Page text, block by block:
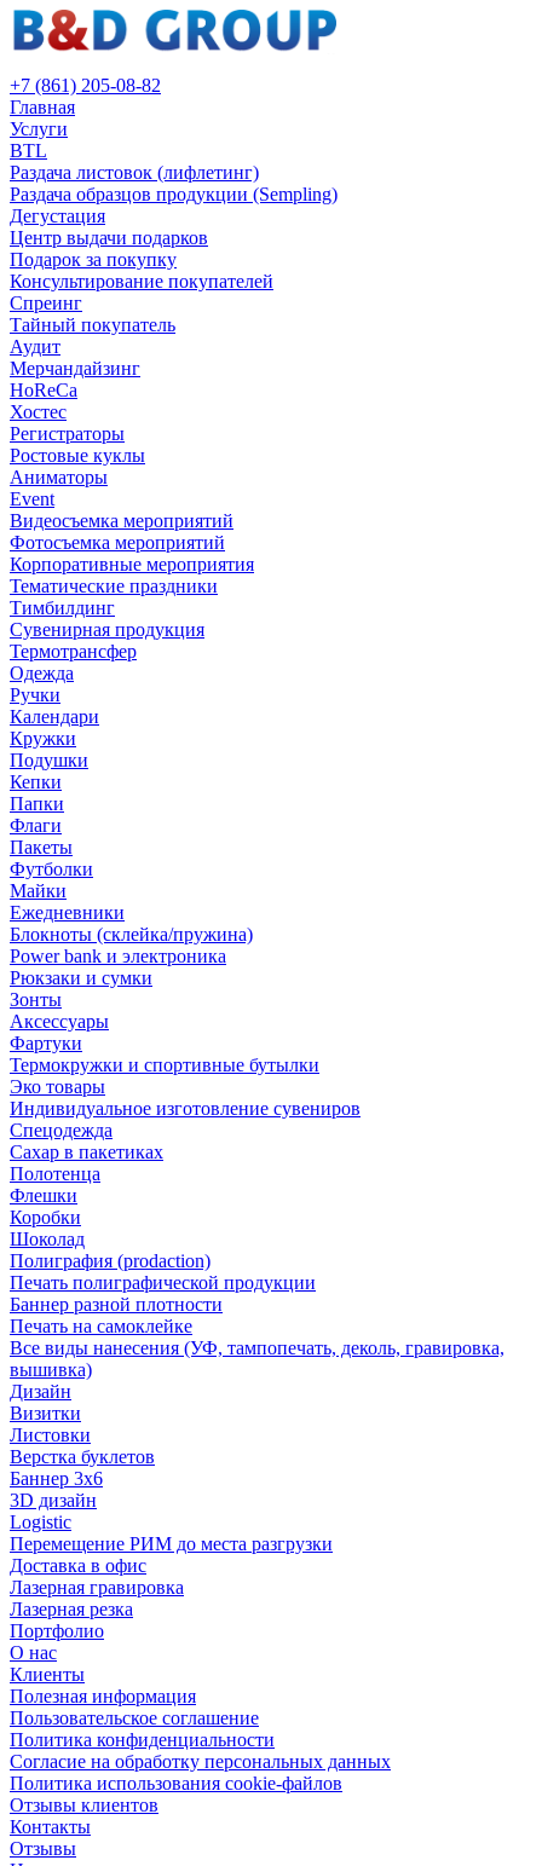
+7 (861) 205-08-82
Главная
Услуги
BTL
Раздача листовок (лифлетинг)
Раздача образцов продукции (Sempling)
Дегустация
Центр выдачи подарков
Подарок за покупку
Консультирование покупателей
Спреинг
Тайный покупатель
Аудит
Мерчандайзинг
HoReCa
Хостес
Регистраторы
Ростовые куклы
Аниматоры
Event
Видеосъемка мероприятий
Фотосъемка мероприятий
Корпоративные мероприятия
Тематические праздники
Тимбилдинг
Сувенирная продукция
Термотрансфер
Одежда
Ручки
Календари
Кружки
Подушки
Кепки
Папки
Флаги
Пакеты
Футболки
Майки
Ежедневники
Блокноты (склейка/пружина)
Power bank и электроника
Рюкзаки и сумки
Зонты
Аксессуары
Фартуки
Термокружки и спортивные бутылки
Эко товары
Индивидуальное изготовление сувениров
Спецодежда
Сахар в пакетиках
Полотенца
Флешки
Коробки
Шоколад
Полиграфия (prodaction)
Печать полиграфической продукции
Баннер разной плотности
Печать на самоклейке
Все виды нанесения (УФ, тампопечать, деколь, гравировка,
вышивка)
Дизайн
Визитки
Листовки
Верстка буклетов
Баннер 3х6
3D дизайн
Logistic
Перемещение РИМ до места разгрузки
Доставка в офис
Лазерная гравировка
Лазерная резка
Портфолио
О нас
Клиенты
Полезная информация
Пользовательское соглашение
Политика конфиденциальности
Согласие на обработку персональных данных
Политика использования cookie-файлов
Отзывы клиентов
Контакты
Отзывы